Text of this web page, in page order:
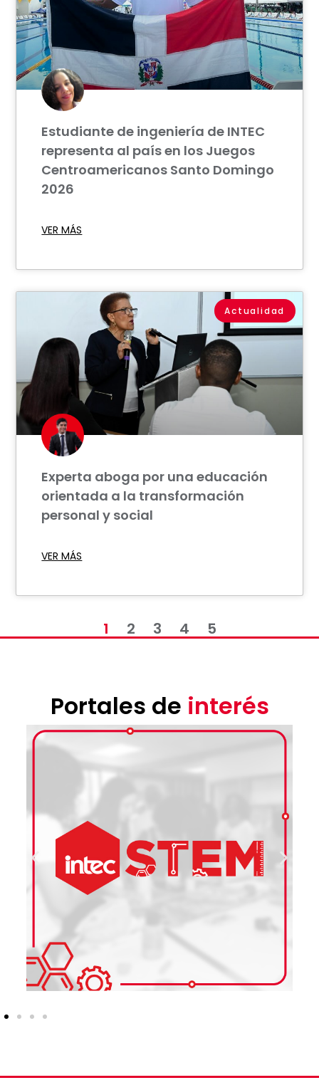
Estudiante de ingeniería de INTEC
representa al país en los Juegos
Centroamericanos Santo Domingo
2026
VER MÁS
Actualidad
Experta aboga por una educación
orientada a la transformación
personal y social
VER MÁS
1 2 3 4 5
Portales de interés